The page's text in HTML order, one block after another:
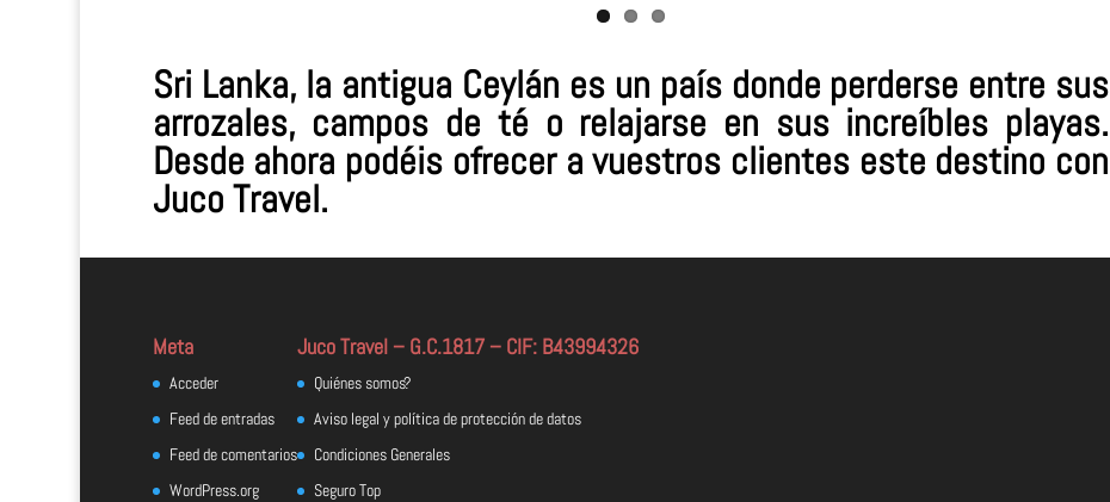
Sri Lanka, la antigua Ceylán es un país donde perderse entre sus
arrozales, campos de té o relajarse en sus increíbles playas.
Desde ahora podéis ofrecer a vuestros clientes este destino con
Juco Travel.
Meta
Acceder
Feed de entradas
Feed de comentarios
WordPress.org
Juco Travel – G.C.1817 – CIF: B43994326
Quiénes somos?
Aviso legal y política de protección de datos
Condiciones Generales
Seguro Top